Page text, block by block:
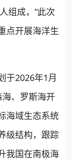
组成，“此次
点开展海洋生
2026年1月
、罗斯海开
海域生态系统
级结构，跟踪
我国在南极海